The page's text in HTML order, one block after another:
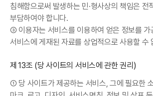
침해함으로써 발생하는 민·형사상의 책임은 전
부담하여야 합니다.
③ 이용자는 서비스를 이용하여 얻은 정보를 가
서비스에 게재된 자료를 상업적으로 사용할 수
제13조 (당 사이트의 서비스에 관한 권리)
① 당 사이트가 제공하는 서비스, 그에 필요한